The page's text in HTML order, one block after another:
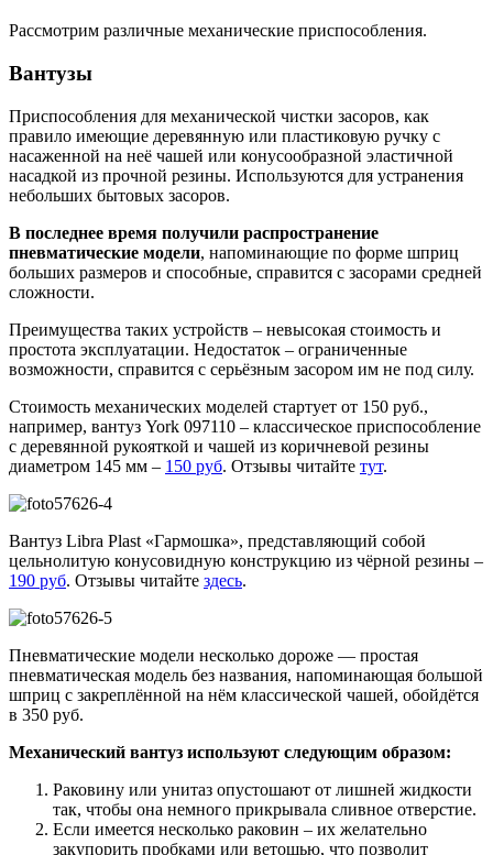
Рассмотрим различные механические приспособления.
Вантузы
Приспособления для механической чистки засоров, как
правило имеющие деревянную или пластиковую ручку с
насаженной на неё чашей или конусообразной эластичной
насадкой из прочной резины. Используются для устранения
небольших бытовых засоров.
В последнее время получили распространение
пневматические модели, напоминающие по форме шприц
больших размеров и способные, справится с засорами средней
сложности.
Преимущества таких устройств – невысокая стоимость и
простота эксплуатации. Недостаток – ограниченные
возможности, справится с серьёзным засором им не под силу.
Стоимость механических моделей стартует от 150 руб.,
например, вантуз York 097110 – классическое приспособление
с деревянной рукояткой и чашей из коричневой резины
диаметром 145 мм – 150 руб. Отзывы читайте тут.
Вантуз Libra Plast «Гармошка», представляющий собой
цельнолитую конусовидную конструкцию из чёрной резины –
190 руб. Отзывы читайте здесь.
Пневматические модели несколько дороже — простая
пневматическая модель без названия, напоминающая большой
шприц с закреплённой на нём классической чашей, обойдётся
в 350 руб.
Механический вантуз используют следующим образом:
Раковину или унитаз опустошают от лишней жидкости
так, чтобы она немного прикрывала сливное отверстие.
Если имеется несколько раковин – их желательно
закупорить пробками или ветошью, что позволит